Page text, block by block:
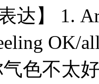
达】 1.
OK/
色不太